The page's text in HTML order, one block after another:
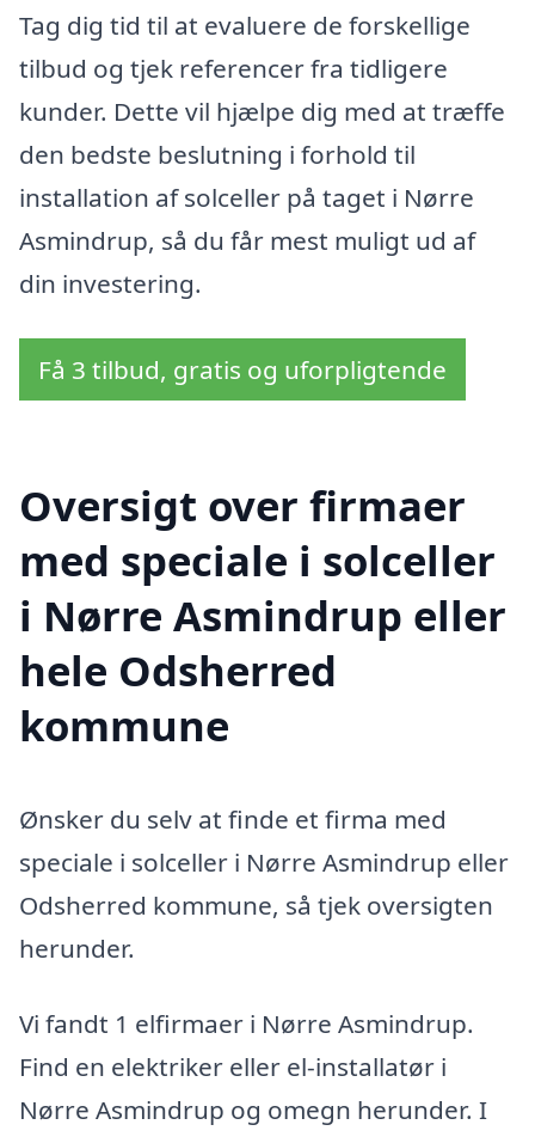
Tag dig tid til at evaluere de forskellige
tilbud og tjek referencer fra tidligere
kunder. Dette vil hjælpe dig med at træffe
den bedste beslutning i forhold til
installation af solceller på taget i Nørre
Asmindrup, så du får mest muligt ud af
din investering.
Få 3 tilbud, gratis og uforpligtende
Oversigt over firmaer
med speciale i solceller
i Nørre Asmindrup eller
hele Odsherred
kommune
Ønsker du selv at finde et firma med
speciale i solceller i Nørre Asmindrup eller
Odsherred kommune, så tjek oversigten
herunder.
Vi fandt 1 elfirmaer i Nørre Asmindrup.
Find en elektriker eller el-installatør i
Nørre Asmindrup og omegn herunder. I